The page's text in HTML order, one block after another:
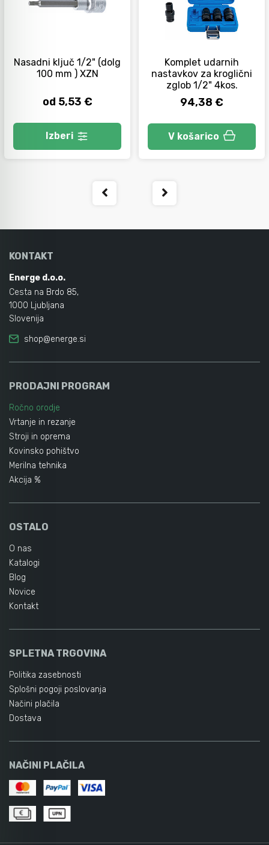
Nasadni ključ 1/2" (dolg
100 mm ) XZN
od 5,53 €
Izberi
Komplet udarnih
nastavkov za kroglični
zglob 1/2" 4kos.
94,38 €
V košarico
KONTAKT
Energe d.o.o.
Cesta na Brdo 85,
1000 Ljubljana
Slovenija
shop@energe.si
PRODAJNI PROGRAM
Ročno orodje
Vrtanje in rezanje
Stroji in oprema
Kovinsko pohištvo
Merilna tehnika
Akcija %
OSTALO
O nas
Katalogi
Blog
Novice
Kontakt
SPLETNA TRGOVINA
Politika zasebnosti
Splošni pogoji poslovanja
Načini plačila
Dostava
NAČINI PLAČILA
Orodje za kolesa
Neiskreče orodje